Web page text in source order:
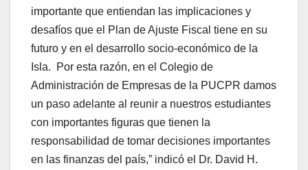
importante que entiendan las implicaciones y
desafíos que el Plan de Ajuste Fiscal tiene en su
futuro y en el desarrollo socio-económico de la
Isla. Por esta razón, en el Colegio de
Administración de Empresas de la PUCPR damos
un paso adelante al reunir a nuestros estudiantes
con importantes figuras que tienen la
responsabilidad de tomar decisiones importantes
en las finanzas del país,” indicó el Dr. David H.